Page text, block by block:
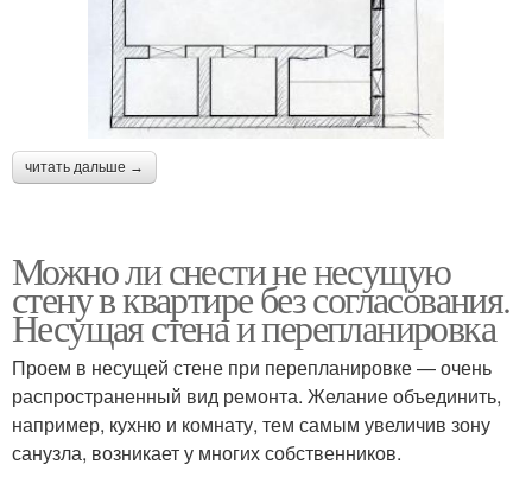
читать дальше →
Можно ли снести не несущую
стену в квартире без согласования.
Несущая стена и перепланировка
Проем в несущей стене при перепланировке — очень
распространенный вид ремонта. Желание объединить,
например, кухню и комнату, тем самым увеличив зону
санузла, возникает у многих собственников.